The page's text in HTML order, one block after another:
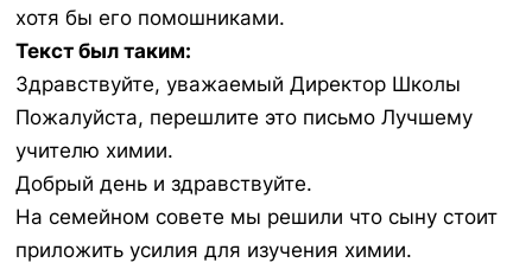
хотя бы его помошниками.
Текст был таким:
Здравствуйте, уважаемый Директор Школы
Пожалуйста, перешлите это письмо Лучшему
учителю химии.
Добрый день и здравствуйте.
На семейном совете мы решили что сыну стоит
приложить усилия для изучения химии.